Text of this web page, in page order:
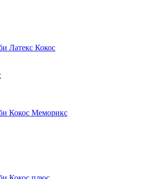
Латекс Кокос
Кокос Меморикс